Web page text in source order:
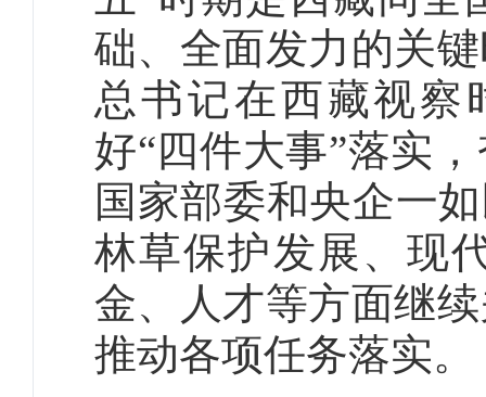
础、全面发力的关
总书记在西藏视察
好“四件大事”落实
国家部委和央企一
林草保护发展、现
金、人才等方面继
推动各项任务落实。